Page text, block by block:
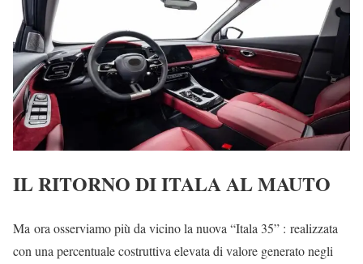
IL RITORNO DI ITALA AL MAUTO
Ma ora osserviamo più da vicino la nuova “Itala 35” : realizzata
con una percentuale costruttiva elevata di valore generato negli